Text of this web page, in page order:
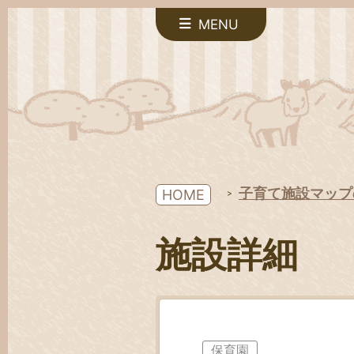
MENU
HOME 子育て施設マッ
施設詳細
保育園